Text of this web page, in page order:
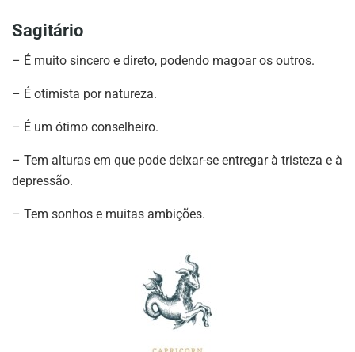
Sagitário
– É muito sincero e direto, podendo magoar os outros.
– É otimista por natureza.
– É um ótimo conselheiro.
– Tem alturas em que pode deixar-se entregar à tristeza e à
depressão.
– Tem sonhos e muitas ambições.